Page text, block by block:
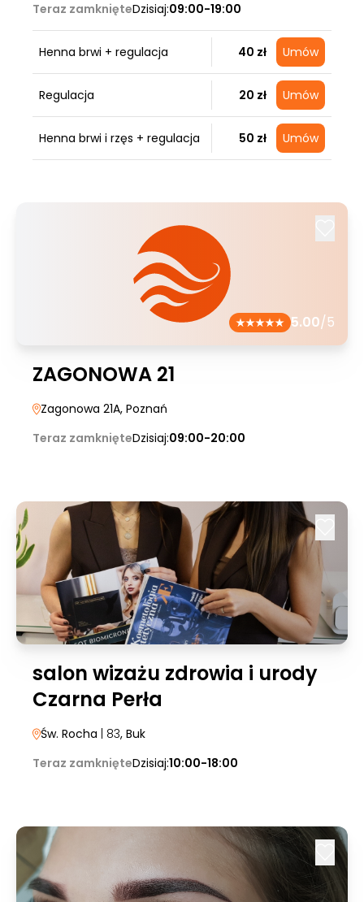
Teraz zamknięteDzisiaj:09:00-19:00
Henna brwi + regulacja 40 zł Umów
Regulacja 20 zł Umów
Henna brwi i rzęs + regulacja 50 zł Umów
5.00/5
ZAGONOWA 21
Zagonowa 21A, Poznań
Teraz zamknięteDzisiaj:09:00-20:00
salon wizażu zdrowia i urody
Czarna Perła
Św. Rocha | 83, Buk
Teraz zamknięteDzisiaj:10:00-18:00